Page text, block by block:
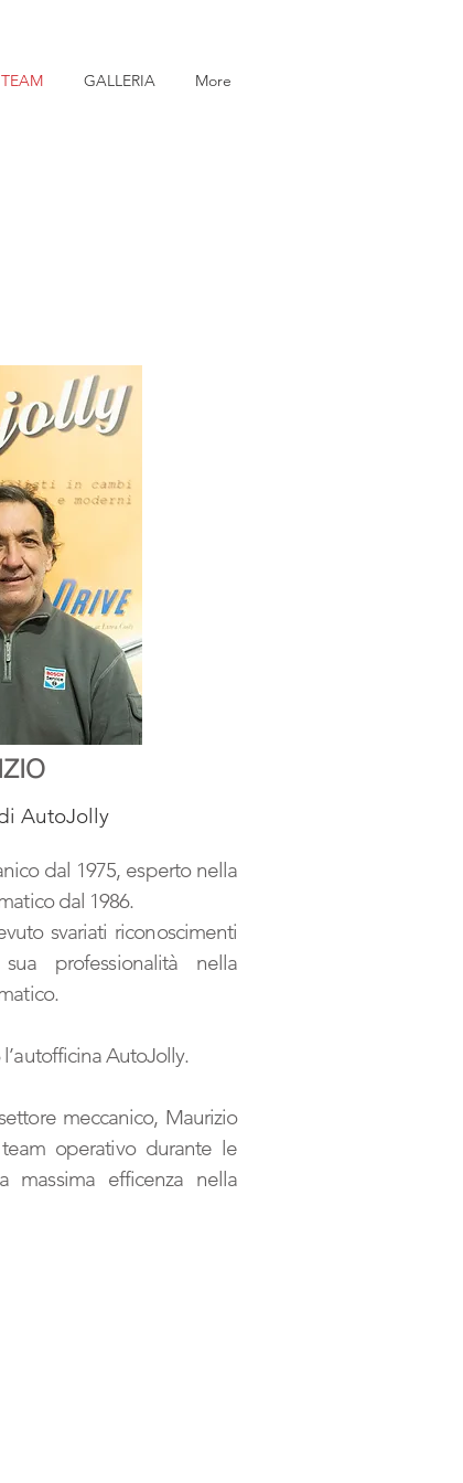
TEAM GALLERIA More
AutoJolly
dal 1975, esperto nella
dal 1986.
svariati riconoscimenti
professionalità nella
AutoJolly.
meccanico, Maurizio
operativo durante le
massima efficenza nella